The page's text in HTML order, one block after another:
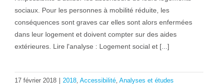
sociaux. Pour les personnes à mobilité réduite, les
conséquences sont graves car elles sont alors enfermées
dans leur logement et doivent compter sur des aides
extérieures. Lire l'analyse : Logement social et [...]
17 février 2018 2018, Accessibilité, Analyses et études